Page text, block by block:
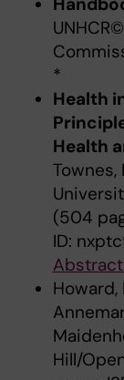
*
Health
Health
(504
ID:
Howard,
Hill/